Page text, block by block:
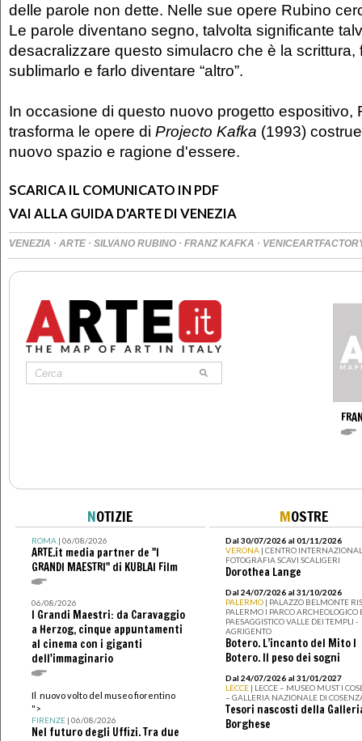
delle parole non dette. Nelle sue opere Rubino
Le parole diventano segno, talvolta significante
desacralizzare questo simulacro che è la scrittura,
sublimarlo e farlo diventare “altro”.
In occasione di questo nuovo progetto espositivo,
trasforma le opere di Projecto Kafka (1993)
nuovo spazio e ragione d'essere.
SCARICA IL COMUNICATO IN PDF
VAI ALLA GUIDA D'ARTE DI VENEZIA
VENEZIA · ARTE · SILVANO RUBINO · FRANZ KAFKA ·
NOTIZIE
ROMA| 06/08/2026
ARTE.it media partner de "I
GRANDI MAESTRI" di KUBLAI Film
06/08/2026
I Grandi Maestri: da Caravaggio
a Herzog, cinque appuntamenti
al cinema con i giganti
dell'immaginario
Il nuovo volto del museo fiorentino
">
FIRENZE| 06/08/2026
Nel futuro degli Uffizi. Tra due
MOSTRE
Dal 30/07/2026 al 01/11/2026
VERONA | CENTRO
FOTOGRAFIA SCAVI SCALIGERI
Dorothea Lange
Dal 24/07/2026 al 31/10/2026
PALERMO | PALAZZO BELMONTE
PALERMO I PARCO ARCHEOLOGICO
PAESAGGISTICO VALLE DEI TEMPLI -
AGRIGENTO
Botero. L’incanto del Mito I
Botero. Il peso dei sogni
Dal 24/07/2026 al 31/01/2027
LECCE | LECCE – MUSEO MUST I
– GALLERIA NAZIONALE DI
Tesori nascosti della
Borghese